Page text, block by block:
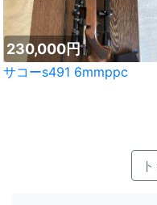
230,000円
サコーs491 6mmppc